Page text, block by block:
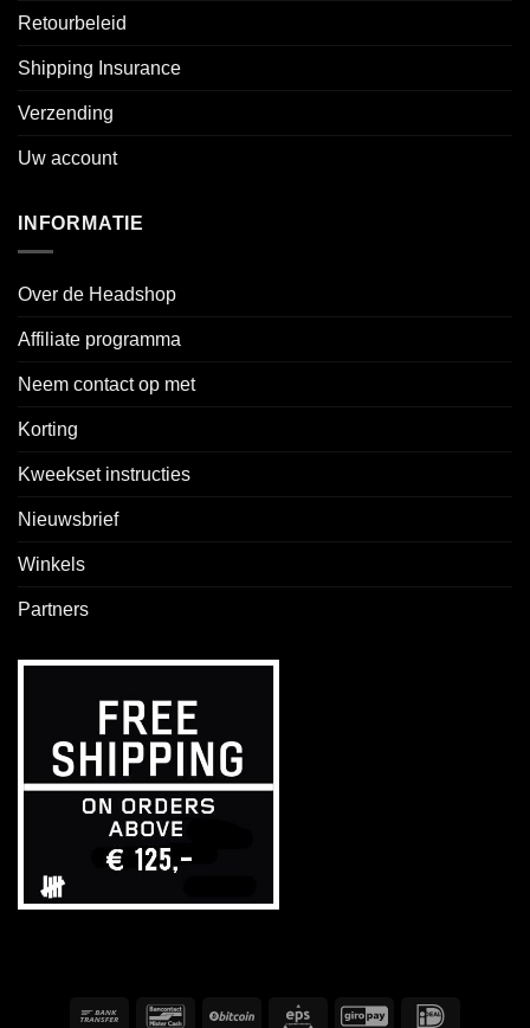
Retourbeleid
Shipping Insurance
Verzending
Uw account
INFORMATIE
Over de Headshop
Affiliate programma
Neem contact op met
Korting
Kweekset instructies
Nieuwsbrief
Winkels
Partners
OverschrijvingBancontactBitCoin Eps GiroPay